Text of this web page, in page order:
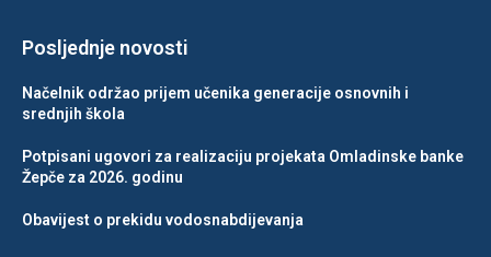
Posljednje novosti
Načelnik održao prijem učenika generacije osnovnih i
srednjih škola
Potpisani ugovori za realizaciju projekata Omladinske banke
Žepče za 2026. godinu
Obavijest o prekidu vodosnabdijevanja